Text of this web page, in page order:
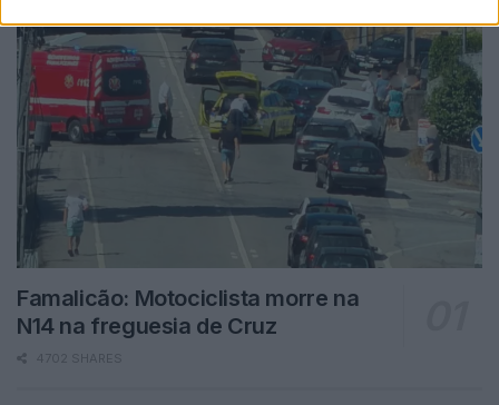
Famalicão: Motociclista morre na
N14 na freguesia de Cruz
4702 SHARES